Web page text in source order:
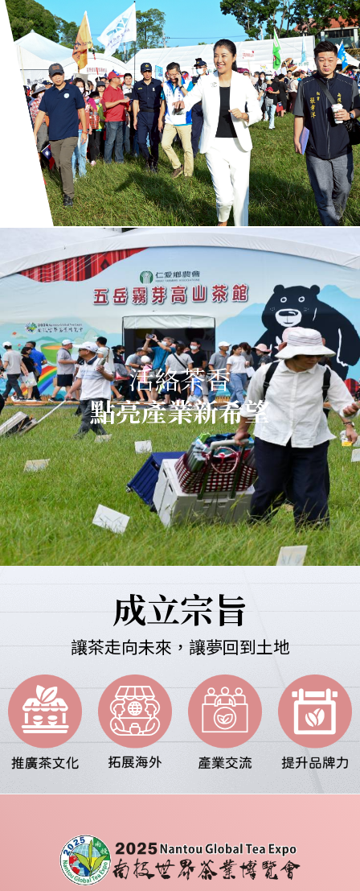
活絡茶香
點亮產業新希望
成立宗旨
讓茶走向未來，讓夢回到土地